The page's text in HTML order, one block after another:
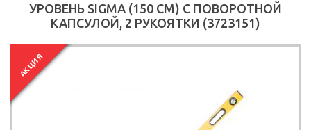
УРОВЕНЬ SIGMA (150 СМ) С ПОВОРОТНОЙ
КАПСУЛОЙ, 2 РУКОЯТКИ (3723151)
АКЦИЯ